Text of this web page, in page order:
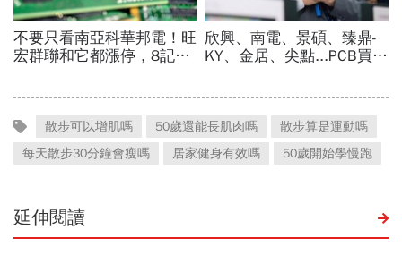
散步可以增肌嗎 50歲還能長肌肉嗎
散步算是運動嗎
每天散步30分鐘會瘦嗎
居家健身有效嗎 50歲開始學慢跑
延伸閱讀